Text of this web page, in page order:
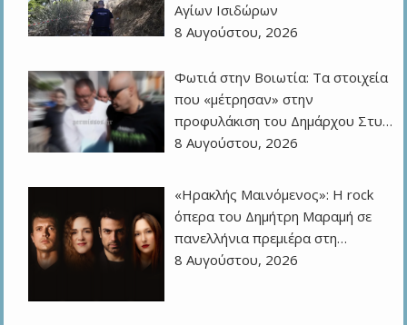
Αγίων Ισιδώρων
8 Αυγούστου, 2026
Φωτιά στην Βοιωτία: Τα στοιχεία
που «μέτρησαν» στην
προφυλάκιση του Δημάρχου Στυ…
8 Αυγούστου, 2026
«Ηρακλής Μαινόμενος»: H rock
όπερα του Δημήτρη Μαραμή σε
πανελλήνια πρεμιέρα στη…
8 Αυγούστου, 2026